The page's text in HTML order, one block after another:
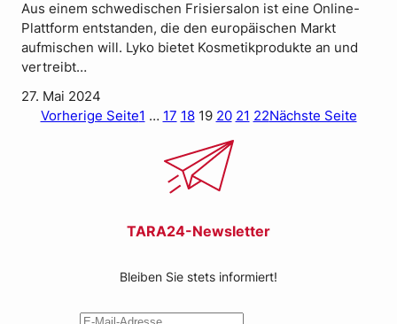
Aus einem schwedischen Frisiersalon ist eine Online-
Plattform entstanden, die den europäischen Markt
aufmischen will. Lyko bietet Kosmetikprodukte an und
vertreibt…
27. Mai 2024
Vorherige Seite1 … 17 18 19 20 21 22Nächste Seite
TARA24-Newsletter
Bleiben Sie stets informiert!